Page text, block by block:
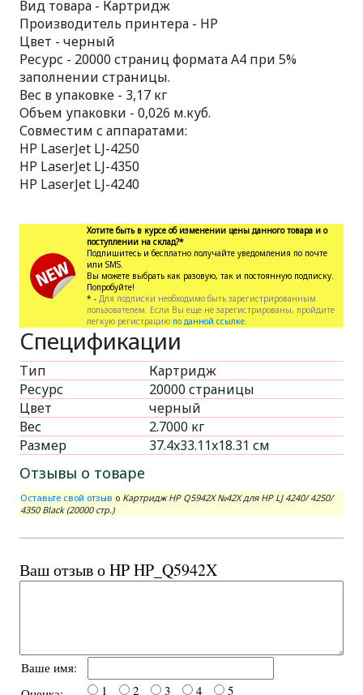
Вид товара - Картридж
Производитель принтера - HP
Цвет - черный
Ресурс - 20000 страниц формата А4 при 5%
заполнении страницы.
Вес в упаковке - 3,17 кг
Объем упаковки - 0,026 м.куб.
Совместим с аппаратами:
HP LaserJet LJ-4250
HP LaserJet LJ-4350
HP LaserJet LJ-4240
Хотите быть в курсе об изменении цены данного товара и о
поступлении на склад?*
Подпишитесь и бесплатно получайте уведомления по почте
или SMS.
Вы можете выбрать как разовую, так и постоянную подписку.
Попробуйте!
* - Для подписки необходимо быть зарегистрированным
пользователем. Если Вы еще не зарегистрированы, пройдите
легкую регистрацию по данной ссылке.
Спецификации
Тип
Картридж
Ресурс
20000 страницы
Цвет
черный
Вес
2.7000 кг
Размер
37.4x33.11x18.31 см
Отзывы о товаре
Оставьте свой отзыв о Картридж HP Q5942X №42X для HP LJ 4240/ 4250/
4350 Black (20000 стр.)
Ваш отзыв о HP HP_Q5942X
Ваше имя:
1 2 3 4 5